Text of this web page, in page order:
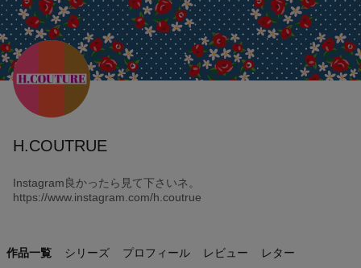
H.COUTRUE
Instagram良かったら見て下さいネ。
https://www.instagram.com/h.coutrue
作品一覧 シリーズ プロフィール レビュー レター